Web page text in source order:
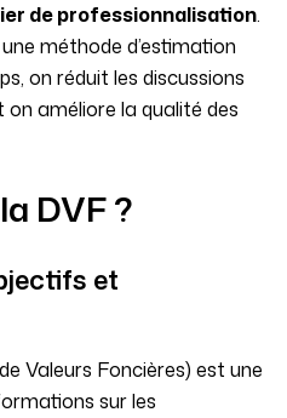
de professionnalisation.
méthode d’estimation
on réduit les discussions
on améliore la qualité des
DVF ?
et
Valeurs Foncières) est une
sur les